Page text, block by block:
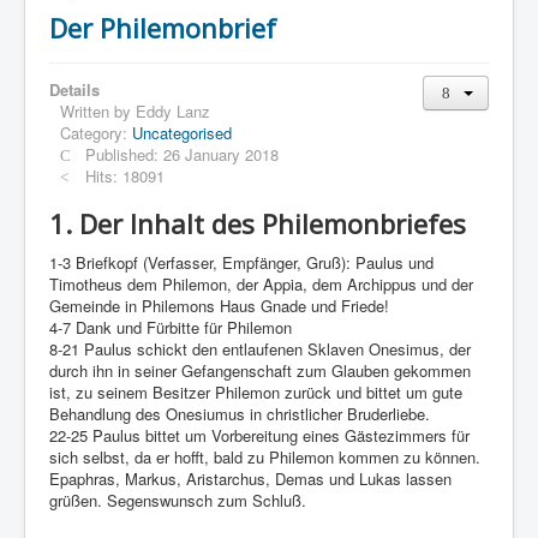
Der Philemonbrief
Details
Written by Eddy Lanz
Category: Uncategorised
Published: 26 January 2018
Hits: 18091
1. Der Inhalt des Philemonbriefes
1-3 Briefkopf (Verfasser, Empfänger, Gruß): Paulus und
Timotheus dem Philemon, der Appia, dem Archippus und der
Gemeinde in Philemons Haus Gnade und Friede!
4-7 Dank und Fürbitte für Philemon
8-21 Paulus schickt den entlaufenen Sklaven Onesimus, der
durch ihn in seiner Gefangenschaft zum Glauben gekommen
ist, zu seinem Besitzer Philemon zurück und bittet um gute
Behandlung des Onesiumus in christlicher Bruderliebe.
22-25 Paulus bittet um Vorbereitung eines Gästezimmers für
sich selbst, da er hofft, bald zu Philemon kommen zu können.
Epaphras, Markus, Aristarchus, Demas und Lukas lassen
grüßen. Segenswunsch zum Schluß.